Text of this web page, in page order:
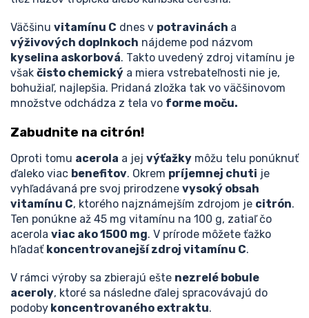
Väčšinu vitamínu C dnes v potravinách a
výživových doplnkoch nájdeme pod názvom
kyselina askorbová. Takto uvedený zdroj vitamínu je
však čisto chemický a miera vstrebateľnosti nie je,
bohužiaľ, najlepšia. Pridaná zložka tak vo väčšinovom
množstve odchádza z tela vo forme moču.
Zabudnite na citrón!
Oproti tomu acerola a jej výťažky môžu telu ponúknuť
ďaleko viac benefitov. Okrem príjemnej chuti je
vyhľadávaná pre svoj prirodzene vysoký obsah
vitamínu C, ktorého najznámejším zdrojom je citrón.
Ten ponúkne až 45 mg vitamínu na 100 g, zatiaľ čo
acerola viac ako 1500 mg. V prírode môžete ťažko
hľadať koncentrovanejší zdroj vitamínu C.
V rámci výroby sa zbierajú ešte nezrelé bobule
aceroly, ktoré sa následne ďalej spracovávajú do
podoby koncentrovaného extraktu.